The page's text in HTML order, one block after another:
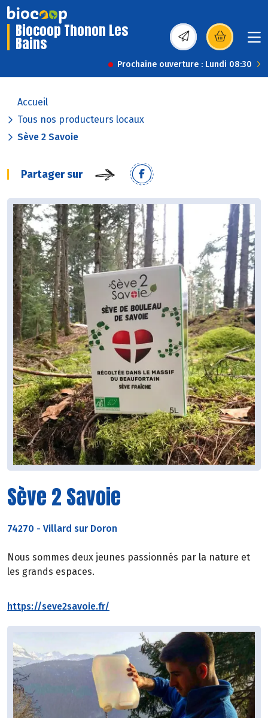
Biocoop Thonon Les
Bains (s’ouvre dans une
Prochaine ouverture : Lundi 08:30
Accueil
Tous nos producteurs locaux
Sève 2 Savoie
Partager sur
Sève 2 Savoie
74270 - Villard sur Doron
Nous sommes deux jeunes passionnés par la nature et
les grands espaces.
https://seve2savoie.fr/